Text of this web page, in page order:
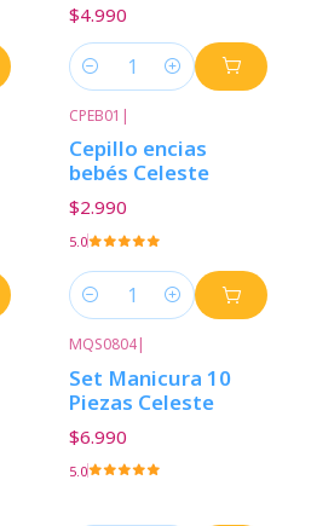
$4.990
Cantidad
CPEB01 |
Cepillo encias
bebés Celeste
$2.990
5.0
Cantidad
MQS0804|
Set Manicura 10
Piezas Celeste
$6.990
5.0